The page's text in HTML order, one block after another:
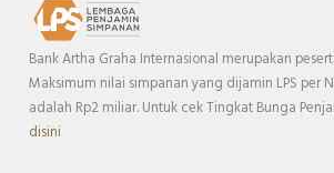
Bank Artha Graha Internasional merupakan
Maksimum nilai simpanan yang dijamin LPS per
adalah Rp2 miliar. Untuk cek Tingkat Bunga
disini